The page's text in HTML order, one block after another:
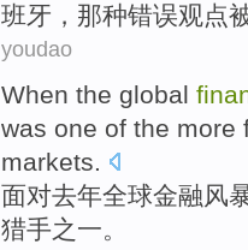
班牙 ，那种错误观点
youdao
When the global
was one of the more
markets.
面对去年全球金融风
猎手之一。